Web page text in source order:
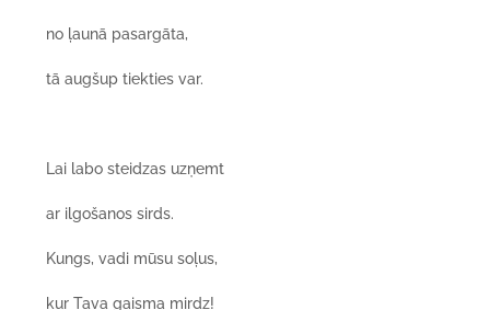
no ļaunā pasargāta,
tā augšup tiekties var.
Lai labo steidzas uzņemt
ar ilgošanos sirds.
Kungs, vadi mūsu soļus,
kur Tava gaisma mirdz!